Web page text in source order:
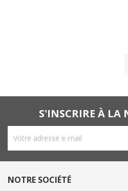
S'INSCRIRE À LA
NOTRE SOCIÉTÉ